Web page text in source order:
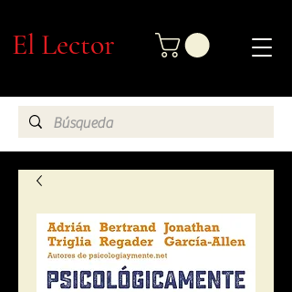
El Lector